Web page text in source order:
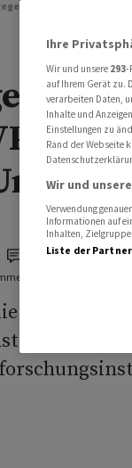
10-Millionen-SVP-
10-
weiter, wie
Ihre
Wir und unsere 293-
auf Ihrem Gerät zu.
verarbeiten Daten,
Inhalte und
Einstellungen zu
Rand der Webseite
Wir und
Verwendung
Informationen auf
Inhalten,
Liste der